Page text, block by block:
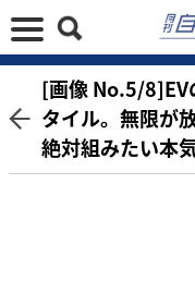
[画像 No.5/8]EV
タイル。無限が
絶対組みたい本